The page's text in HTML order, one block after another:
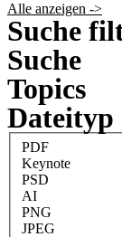
Alle anzeigen ->
Suche
Suche
Topics
Dateityp
PDF
Keynote
PSD
AI
PNG
JPEG